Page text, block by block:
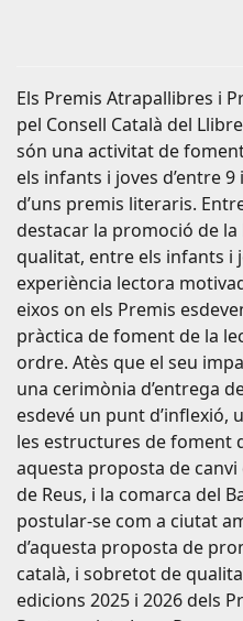
Els Premis Atrapallibres i
pel Consell Català del
són una activitat de
els infants i joves d’entre
d’uns premis literaris.
destacar la promoció de
qualitat, entre els infants i
experiència lectora
eixos on els Premis
pràctica de foment de la
ordre. Atès que el seu
una cerimònia d’entrega
esdevé un punt d’inflexió,
les estructures de foment
aquesta proposta de
de Reus, i la comarca del
postular-se com a ciutat
d’aquesta proposta de
català, i sobretot de
edicions 2025 i 2026 dels